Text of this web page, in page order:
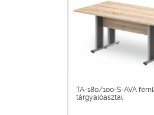
TA-180/100-S-AVA
tárgyalóasztal